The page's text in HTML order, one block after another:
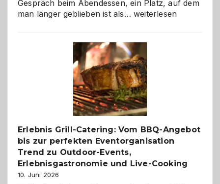
Gespräch beim Abendessen, ein Platz, auf dem
man länger geblieben ist als… Als
–
die
Gelegenheit,
neue
Reiseziele
zu
entdecken
weiterlesen
Erlebnis Grill-Catering: Vom BBQ-Angebot
bis zur perfekten Eventorganisation
Trend zu Outdoor-Events,
Erlebnisgastronomie und Live-Cooking
10. Juni 2026